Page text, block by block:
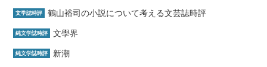
文学誌時評 鶴山裕司の小説について考える文芸誌時評
純文学誌時評 文學界
純文学誌時評 新潮